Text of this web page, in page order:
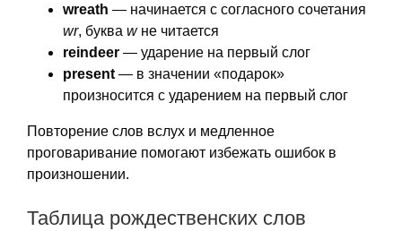
wreath — начинается с согласного сочетания
wr, буква wне читается
reindeer — ударение на первый слог
present — в значении «подарок»
произносится с ударением на первый слог
Повторение слов вслух и медленное
проговаривание помогают избежать ошибок в
произношении.
Таблица рождественских слов